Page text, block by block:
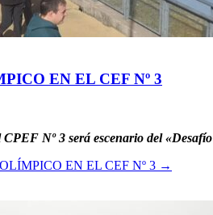
EN EL CEF Nº 3
CPEF Nº 3 será escenario del
EN EL CEF Nº 3 →